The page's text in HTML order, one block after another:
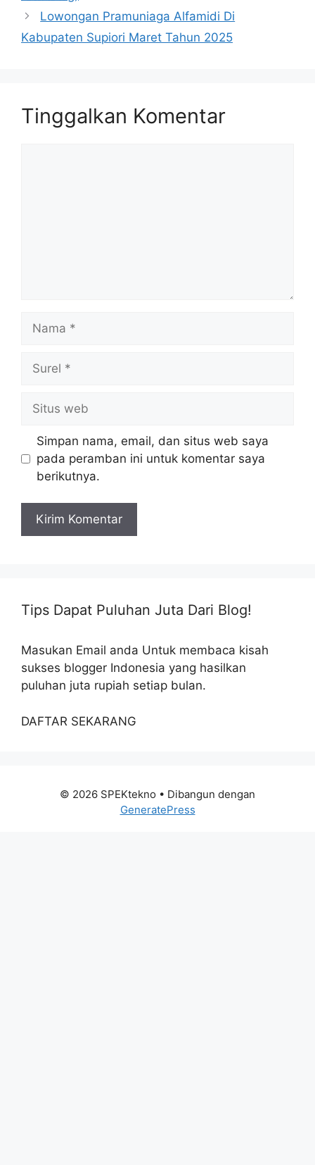
Lowongan Pramuniaga Alfamidi Di
Kabupaten Supiori Maret Tahun 2025
Tinggalkan Komentar
web
Simpan nama, email, dan situs web saya
pada peramban ini untuk komentar saya
berikutnya.
Tips Dapat Puluhan Juta Dari Blog!
Masukan Email anda Untuk membaca kisah
sukses blogger Indonesia yang hasilkan
puluhan juta rupiah setiap bulan.
DAFTAR SEKARANG
© 2026 SPEKtekno • Dibangun dengan
GeneratePress